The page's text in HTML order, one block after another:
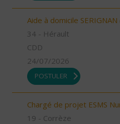
Aide à domicile
34 - Hérault
CDD
24/07/2026
POSTULER
Chargé de projet ESMS
19 - Corrèze